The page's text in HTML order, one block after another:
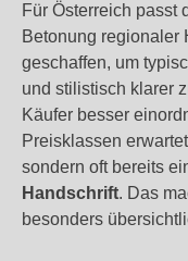
Für Österreich passt
Betonung regionaler
geschaffen, um
und stilistisch klarer
Käufer besser
Preisklassen
sondern oft bereits
Handschrift. Das
besonders